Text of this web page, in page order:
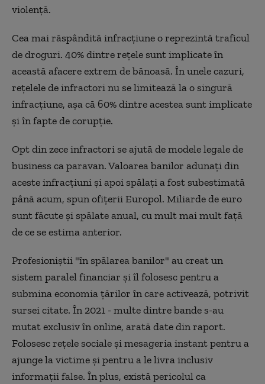
violență.
Cea mai răspândită infracțiune o reprezintă traficul
de droguri. 40% dintre rețele sunt implicate în
această afacere extrem de bănoasă. În unele cazuri,
reţelele de infractori nu se limitează la o singură
infracţiune, aşa că 60% dintre acestea sunt implicate
și în fapte de corupție.
Opt din zece infractori se ajută de modele legale de
business ca paravan. Valoarea banilor adunați din
aceste infracțiuni și apoi spălați a fost subestimată
până acum, spun ofițerii Europol. Miliarde de euro
sunt făcute și spălate anual, cu mult mai mult față
de ce se estima anterior.
Profesioniștii "în spălarea banilor" au creat un
sistem paralel financiar și îl folosesc pentru a
submina economia țărilor în care activează, potrivit
sursei citate. În 2021 - multe dintre bande s-au
mutat exclusiv în online, arată date din raport.
Folosesc rețele sociale și mesageria instant pentru a
ajunge la victime şi pentru a le livra inclusiv
informații false. În plus, există pericolul ca